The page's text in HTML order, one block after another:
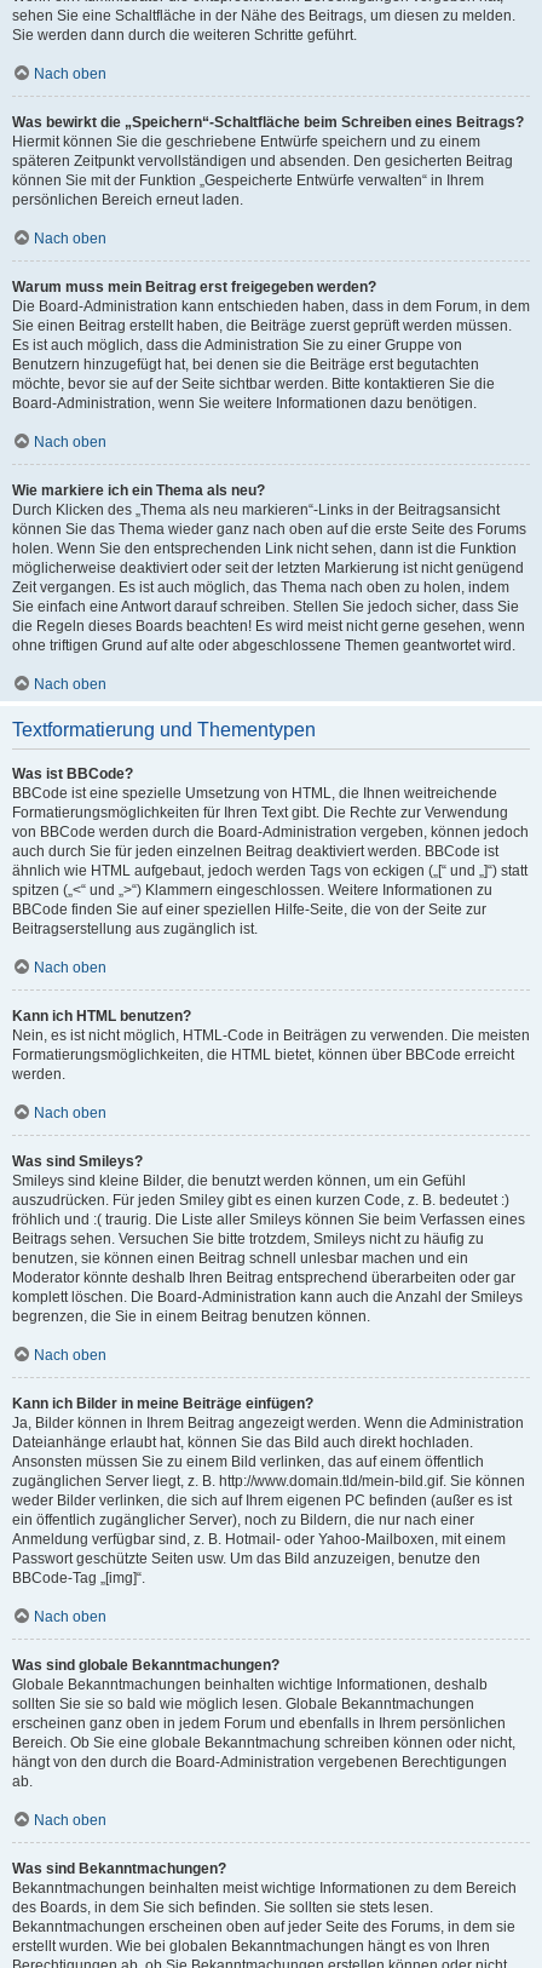
sehen Sie eine Schaltfläche in der Nähe des Beitrags, um diesen zu melden.
Sie werden dann durch die weiteren Schritte geführt.
Nach oben
Was bewirkt die „Speichern“-Schaltfläche beim Schreiben eines Beitrags?
Hiermit können Sie die geschriebene Entwürfe speichern und zu einem
späteren Zeitpunkt vervollständigen und absenden. Den gesicherten Beitrag
können Sie mit der Funktion „Gespeicherte Entwürfe verwalten“ in Ihrem
persönlichen Bereich erneut laden.
Nach oben
Warum muss mein Beitrag erst freigegeben werden?
Die Board-Administration kann entschieden haben, dass in dem Forum, in dem
Sie einen Beitrag erstellt haben, die Beiträge zuerst geprüft werden müssen.
Es ist auch möglich, dass die Administration Sie zu einer Gruppe von
Benutzern hinzugefügt hat, bei denen sie die Beiträge erst begutachten
möchte, bevor sie auf der Seite sichtbar werden. Bitte kontaktieren Sie die
Board-Administration, wenn Sie weitere Informationen dazu benötigen.
Nach oben
Wie markiere ich ein Thema als neu?
Durch Klicken des „Thema als neu markieren“-Links in der Beitragsansicht
können Sie das Thema wieder ganz nach oben auf die erste Seite des Forums
holen. Wenn Sie den entsprechenden Link nicht sehen, dann ist die Funktion
möglicherweise deaktiviert oder seit der letzten Markierung ist nicht genügend
Zeit vergangen. Es ist auch möglich, das Thema nach oben zu holen, indem
Sie einfach eine Antwort darauf schreiben. Stellen Sie jedoch sicher, dass Sie
die Regeln dieses Boards beachten! Es wird meist nicht gerne gesehen, wenn
ohne triftigen Grund auf alte oder abgeschlossene Themen geantwortet wird.
Nach oben
Textformatierung und Thementypen
Was ist BBCode?
BBCode ist eine spezielle Umsetzung von HTML, die Ihnen weitreichende
Formatierungsmöglichkeiten für Ihren Text gibt. Die Rechte zur Verwendung
von BBCode werden durch die Board-Administration vergeben, können jedoch
auch durch Sie für jeden einzelnen Beitrag deaktiviert werden. BBCode ist
ähnlich wie HTML aufgebaut, jedoch werden Tags von eckigen („[“ und „]“) statt
spitzen („<“ und „>“) Klammern eingeschlossen. Weitere Informationen zu
BBCode finden Sie auf einer speziellen Hilfe-Seite, die von der Seite zur
Beitragserstellung aus zugänglich ist.
Nach oben
Kann ich HTML benutzen?
Nein, es ist nicht möglich, HTML-Code in Beiträgen zu verwenden. Die meisten
Formatierungsmöglichkeiten, die HTML bietet, können über BBCode erreicht
werden.
Nach oben
Was sind Smileys?
Smileys sind kleine Bilder, die benutzt werden können, um ein Gefühl
auszudrücken. Für jeden Smiley gibt es einen kurzen Code, z. B. bedeutet :)
fröhlich und :( traurig. Die Liste aller Smileys können Sie beim Verfassen eines
Beitrags sehen. Versuchen Sie bitte trotzdem, Smileys nicht zu häufig zu
benutzen, sie können einen Beitrag schnell unlesbar machen und ein
Moderator könnte deshalb Ihren Beitrag entsprechend überarbeiten oder gar
komplett löschen. Die Board-Administration kann auch die Anzahl der Smileys
begrenzen, die Sie in einem Beitrag benutzen können.
Nach oben
Kann ich Bilder in meine Beiträge einfügen?
Ja, Bilder können in Ihrem Beitrag angezeigt werden. Wenn die Administration
Dateianhänge erlaubt hat, können Sie das Bild auch direkt hochladen.
Ansonsten müssen Sie zu einem Bild verlinken, das auf einem öffentlich
zugänglichen Server liegt, z. B. http://www.domain.tld/mein-bild.gif. Sie können
weder Bilder verlinken, die sich auf Ihrem eigenen PC befinden (außer es ist
ein öffentlich zugänglicher Server), noch zu Bildern, die nur nach einer
Anmeldung verfügbar sind, z. B. Hotmail- oder Yahoo-Mailboxen, mit einem
Passwort geschützte Seiten usw. Um das Bild anzuzeigen, benutze den
BBCode-Tag „[img]“.
Nach oben
Was sind globale Bekanntmachungen?
Globale Bekanntmachungen beinhalten wichtige Informationen, deshalb
sollten Sie sie so bald wie möglich lesen. Globale Bekanntmachungen
erscheinen ganz oben in jedem Forum und ebenfalls in Ihrem persönlichen
Bereich. Ob Sie eine globale Bekanntmachung schreiben können oder nicht,
hängt von den durch die Board-Administration vergebenen Berechtigungen
ab.
Nach oben
Was sind Bekanntmachungen?
Bekanntmachungen beinhalten meist wichtige Informationen zu dem Bereich
des Boards, in dem Sie sich befinden. Sie sollten sie stets lesen.
Bekanntmachungen erscheinen oben auf jeder Seite des Forums, in dem sie
erstellt wurden. Wie bei globalen Bekanntmachungen hängt es von Ihren